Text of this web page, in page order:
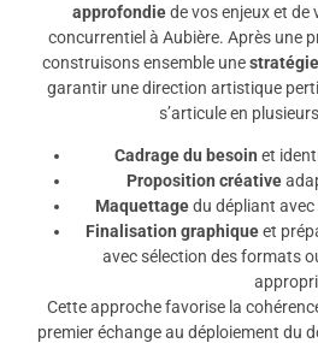
approfondiede vos enjeux et
concurrentiel à Aubière. Après une
construisons ensemble une
garantir une direction artistique
s’articule en
Cadrage du besoin et
Proposition créative
Maquettagedu dépliant
Finalisation graphiqueet
avec sélection des formats
Cette approche favorise la
premier échange au déploiement du